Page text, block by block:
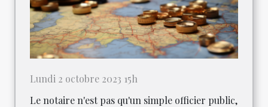
Lundi 2 octobre 2023 15h
Le notaire n'est pas qu'un simple officier public,